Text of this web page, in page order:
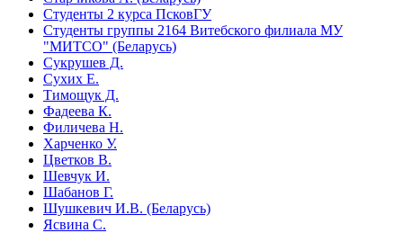
Студенты 2 курса ПсковГУ
Студенты группы 2164 Витебского филиала МУ
"МИТСО" (Беларусь)
Сукрушев Д.
Сухих Е.
Тимощук Д.
Фадеева К.
Филичева Н.
Харченко У.
Цветков В.
Шевчук И.
Шабанов Г.
Шушкевич И.В. (Беларусь)
Ясвина С.